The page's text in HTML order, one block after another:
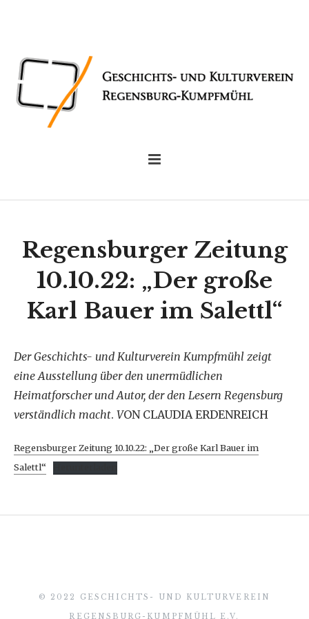
Regensburger Zeitung
10.10.22: „Der große
Karl Bauer im Salettl“
Der Geschichts- und Kulturverein Kumpfmühl zeigt
eine Ausstellung über den unermüdlichen
Heimatforscher und Autor, der den Lesern Regensburg
verständlich macht. VON CLAUDIA ERDENREICH
Regensburger Zeitung 10.10.22: „Der große Karl Bauer im
Salettl“
© 2022 GESCHICHTS- UND KULTURVEREIN
REGENSBURG-KUMPFMÜHL E.V.